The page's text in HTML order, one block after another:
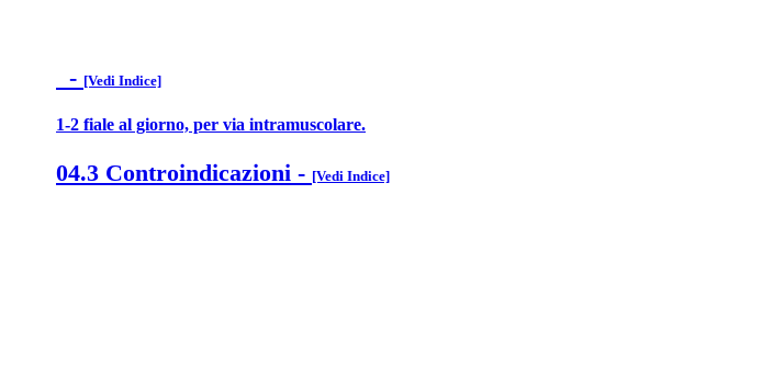
- [Vedi Indice]
1-2 fiale al giorno, per via intramuscolare.
04.3 Controindicazioni - [Vedi Indice]